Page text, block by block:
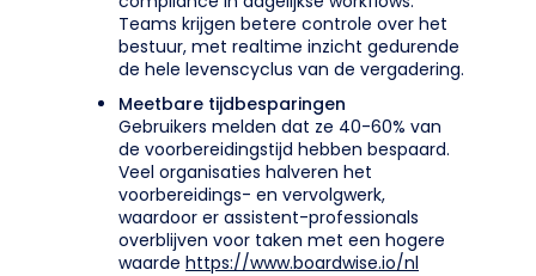
Teams krijgen betere controle over het
bestuur, met realtime inzicht gedurende
de hele levenscyclus van de vergadering.
Meetbare tijdbesparingen
Gebruikers melden dat ze 40-60% van
de voorbereidingstijd hebben bespaard.
Veel organisaties halveren het
voorbereidings- en vervolgwerk,
waardoor er assistent-professionals
overblijven voor taken met een hogere
waarde https://www.boardwise.io/nl